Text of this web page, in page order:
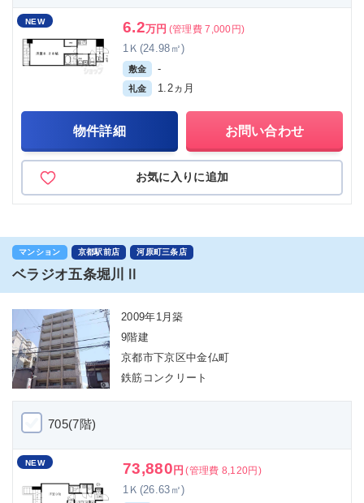
NEW 6.2万円 (管理費 7,000円)
1Ｋ(24.98㎡)
敷金 -
礼金 1.2ヵ月
物件詳細 お問い合わせ
お気に入りに追加
マンション 京都駅前店 河原町三条店
ベラジオ五条堀川Ⅱ
2009年1月築
9階建
京都市下京区中金仏町
鉄筋コンクリート
705(7階)
NEW 73,880 円 (管理費 8,120円)
1Ｋ(26.63㎡)